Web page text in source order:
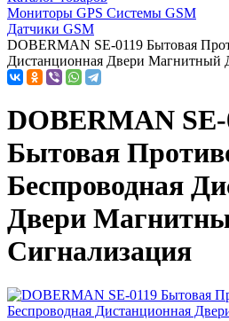
Мониторы GPS Системы GSM
Датчики GSM
DOBERMAN SE-0119 Бытовая
Дистанционная Двери Магнитный
DOBERMAN SE-
Бытовая
Беспроводная
Двери
Сигнализация